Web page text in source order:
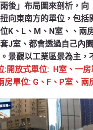
後」布局圖來剖析，向
向東南方的單位，包括
K、L、M、N室、、兩
J室、都會透過自己內
景觀以工業區景為主，
:開放式單位: H室、一房
房單位: G、F、P室、兩